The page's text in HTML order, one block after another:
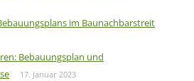
im Baunachbarstreit
Bebauungsplan und
17. Januar 2023